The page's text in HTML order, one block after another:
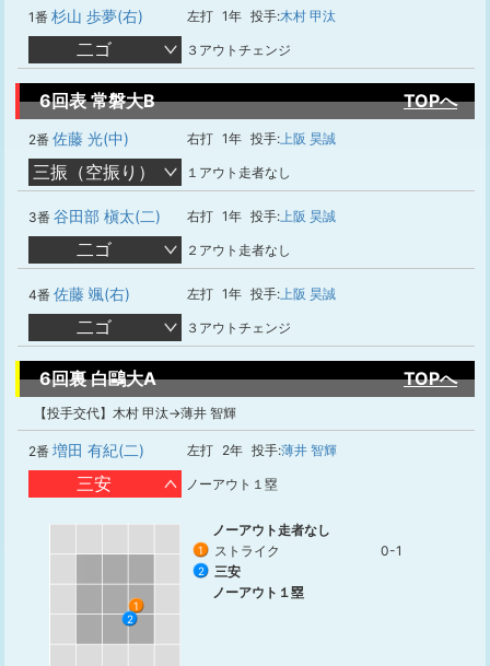
1番 杉山 歩夢(右) 左打 1年 投手:木村 甲汰
二ゴ ３アウトチェンジ
6回表 常磐大B TOPへ
2番 佐藤 光(中) 右打 1年 投手:上阪 昊誠
三振（空振り） １アウト走者なし
3番 谷田部 槇太(二) 右打 1年 投手:上阪 昊誠
二ゴ ２アウト走者なし
4番 佐藤 颯(右) 左打 1年 投手:上阪 昊誠
二ゴ ３アウトチェンジ
6回裏 白鷗大A TOPへ
【投手交代】木村 甲汰→薄井 智輝
2番 増田 有紀(二) 左打 2年 投手:薄井 智輝
三安 ノーアウト１塁
1
2
ノーアウト走者なし
1 ストライク 0-1
2
三安
ノーアウト１塁